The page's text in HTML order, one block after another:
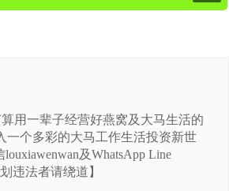
用一辈子经营好燕窝及大马生活的
一个多彩的大马工作生活投资新世
louxiawenwan及WhatsApp Line
违法者请绕道】